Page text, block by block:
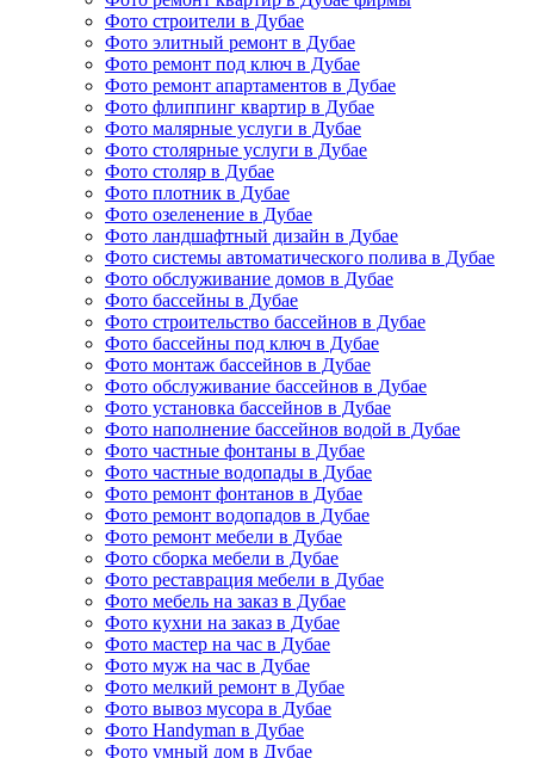
Фото строители в Дубае
Фото элитный ремонт в Дубае
Фото ремонт под ключ в Дубае
Фото ремонт апартаментов в Дубае
Фото флиппинг квартир в Дубае
Фото малярные услуги в Дубае
Фото столярные услуги в Дубае
Фото столяр в Дубае
Фото плотник в Дубае
Фото озеленение в Дубае
Фото ландшафтный дизайн в Дубае
Фото системы автоматического полива в Дубае
Фото обслуживание домов в Дубае
Фото бассейны в Дубае
Фото строительство бассейнов в Дубае
Фото бассейны под ключ в Дубае
Фото монтаж бассейнов в Дубае
Фото обслуживание бассейнов в Дубае
Фото установка бассейнов в Дубае
Фото наполнение бассейнов водой в Дубае
Фото частные фонтаны в Дубае
Фото частные водопады в Дубае
Фото ремонт фонтанов в Дубае
Фото ремонт водопадов в Дубае
Фото ремонт мебели в Дубае
Фото сборка мебели в Дубае
Фото реставрация мебели в Дубае
Фото мебель на заказ в Дубае
Фото кухни на заказ в Дубае
Фото мастер на час в Дубае
Фото муж на час в Дубае
Фото мелкий ремонт в Дубае
Фото вывоз мусора в Дубае
Фото Handyman в Дубае
Фото умный дом в Дубае